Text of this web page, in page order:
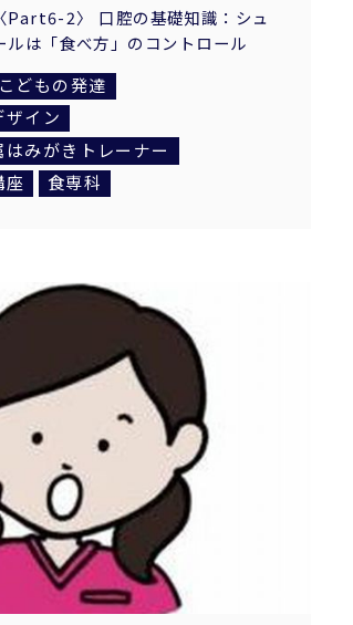
Part6-2〉 口腔の基礎知識：シュ
ルは「食べ方」のコントロール
こどもの発達
ザイン
みがきトレーナー
座
食専科